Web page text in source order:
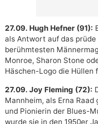
27.09. Hugh Hefner (91):
als Antwort auf das
berühmtesten
Monroe, Sharon Stone
Häschen-Logo die Hüllen
27.09. Joy Fleming (72):
Mannheim, als Erna Raad
und Pionierin der Blues-
wurde sie in den 1950er